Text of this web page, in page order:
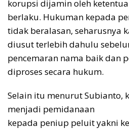
korupsi dijamin oleh
berlaku. Hukuman kepada
tidak beralasan, seharusnya
diusut terlebih dahulu
pencemaran nama baik dan
diproses secara hukum.
Selain itu menurut Subianto,
menjadi pemidanaan
kepada peniup peluit yakni